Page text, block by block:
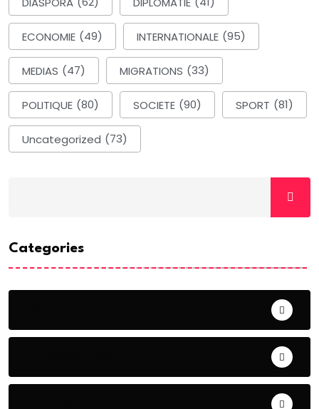
ECONOMIE (49) INTERNATIONALE (95)
MEDIAS (47) MIGRATIONS (33)
POLITIQUE (80) SOCIETE (90) SPORT (81)
Uncategorized (73)
Categories